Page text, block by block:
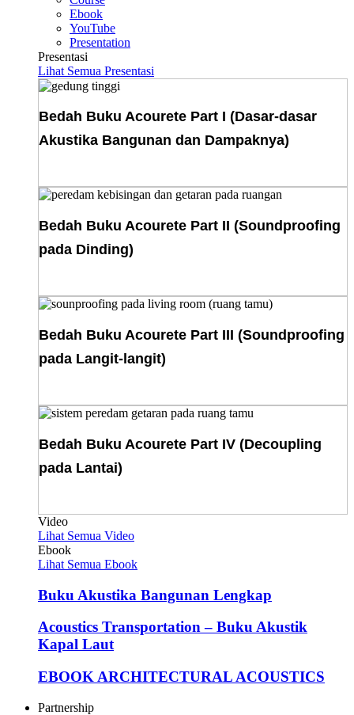
Ebook
YouTube
Presentation
Presentasi
Lihat Semua Presentasi
Bedah Buku Acourete Part I (Dasar-dasar
Akustika Bangunan dan Dampaknya)
Bedah Buku Acourete Part II (Soundproofing
pada Dinding)
Bedah Buku Acourete Part III (Soundproofing
pada Langit-langit)
Bedah Buku Acourete Part IV (Decoupling
pada Lantai)
Video
Lihat Semua Video
Ebook
Lihat Semua Ebook
Buku Akustika Bangunan Lengkap
Acoustics Transportation – Buku Akustik
Kapal Laut
EBOOK ARCHITECTURAL ACOUSTICS
Partnership